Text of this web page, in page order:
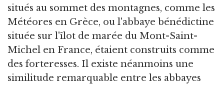
situés au sommet des montagnes, comme les
Météores en Grèce, ou l'abbaye bénédictine
située sur l'îlot de marée du Mont-Saint-
Michel en France, étaient construits comme
des forteresses. Il existe néanmoins une
similitude remarquable entre les abbayes